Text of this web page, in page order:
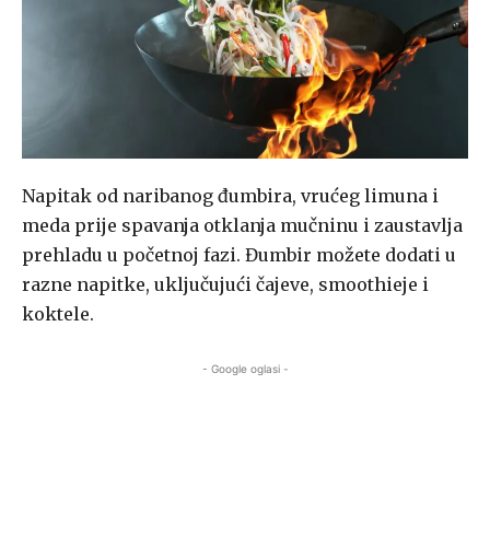
Napitak od naribanog đumbira, vrućeg limuna i
meda prije spavanja otklanja mučninu i zaustavlja
prehladu u početnoj fazi. Đumbir možete dodati u
razne napitke, uključujući čajeve, smoothieje i
koktele.
- Google oglasi -